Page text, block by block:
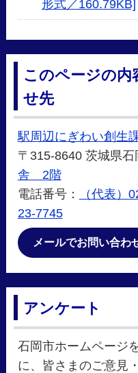
形式／160.79KB]
このページの内
せ先
駅周辺にぎわい創生
〒315-8640 茨城県
舎 2階
電話番号：
（代表）
23-7745
メールでお問い合わ
アンケート
石岡市ホームページ
に、皆さまのご意見